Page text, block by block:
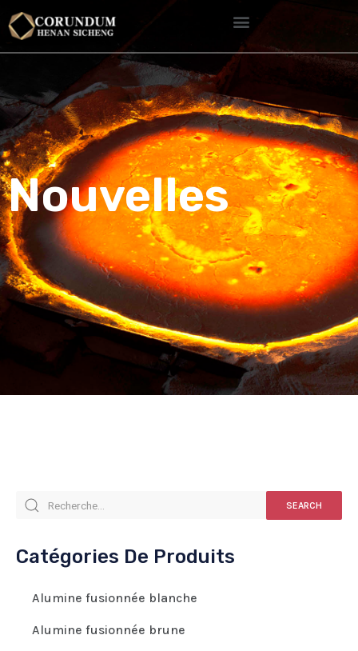
Nouvelles
SEARCH
Catégories De Produits
Alumine fusionnée blanche
Alumine fusionnée brune